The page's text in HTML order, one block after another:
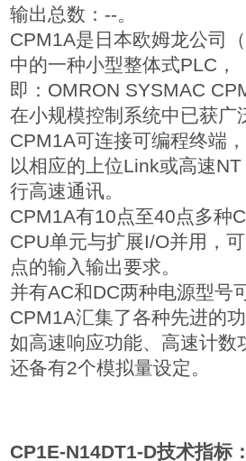
输出总数：--。
CPM1A是日本欧姆龙公司
中的一种小型整体式PLC，
即：OMRON SYSMAC
在小规模控制系统中已获广
CPM1A可连接可编程终端
以相应的上位Link或高速
行高速通讯。
CPM1A有10点至40点多种
CPU单元与扩展I/O并用，
点的输入输出要求。
并有AC和DC两种电源型号
CPM1A汇集了各种先进的功
如高速响应功能、高速计数
还备有2个模拟量设定。
CP1E-N14DT1-D技术指标：